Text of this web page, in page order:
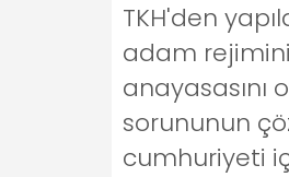
TKH'den
adam
anayasasını
sorununun
cumhuriyeti